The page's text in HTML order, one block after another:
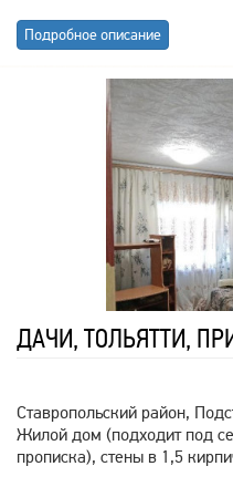
Подробное описание
ДАЧИ, ТОЛЬЯТТИ,
Ставропольский район,
Жилой дом (подходит под
прописка), стены в 1,5